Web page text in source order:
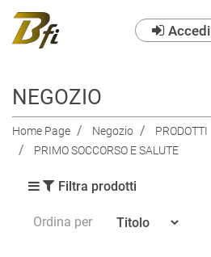
Accedi
NEGOZIO
Home Page Negozio
PRODOTTI
PRIMO SOCCORSO E SALUTE
Filtra prodotti
Ordina per